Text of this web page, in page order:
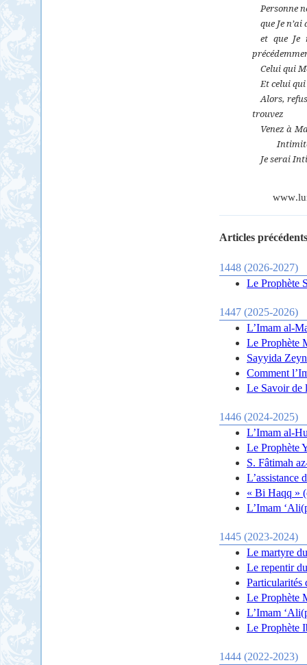
Personne
que Je
et que Je
Celui qui
Et celui
Alors,
trouvez
Venez à
Je serai
www.
Articles
1448 (2026-2027)
Le Prophète
1447 (2025-2026)
L’Imam al-
Le Prophète
Sayyida
Comment
Le Savoir de
1446 (2024-2025)
L’Imam al-
Le Prophète
S. Fâtimah
L’assistance
« Bi Haqq »
L’Imam
1445 (2023-2024)
Le martyre
Le repentir
Particularités
Le Prophète
L’Imam
Le Prophète
1444 (2022-2023)